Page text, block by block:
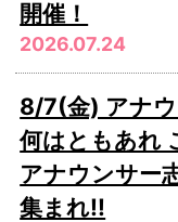
開催！
2026.07.24
8/7(金) アナ
何はともあれ
アナウンサー
集まれ!!